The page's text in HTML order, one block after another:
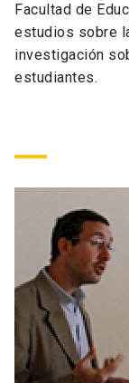
Futuros
Estudiantes
Personal
Padres y familia
Vecinos
Go to english site
ACCESOS
Mi Portal UC launch
Medios
Donaciones
Facultad de
estudios sobre
investigación
estudiantes.